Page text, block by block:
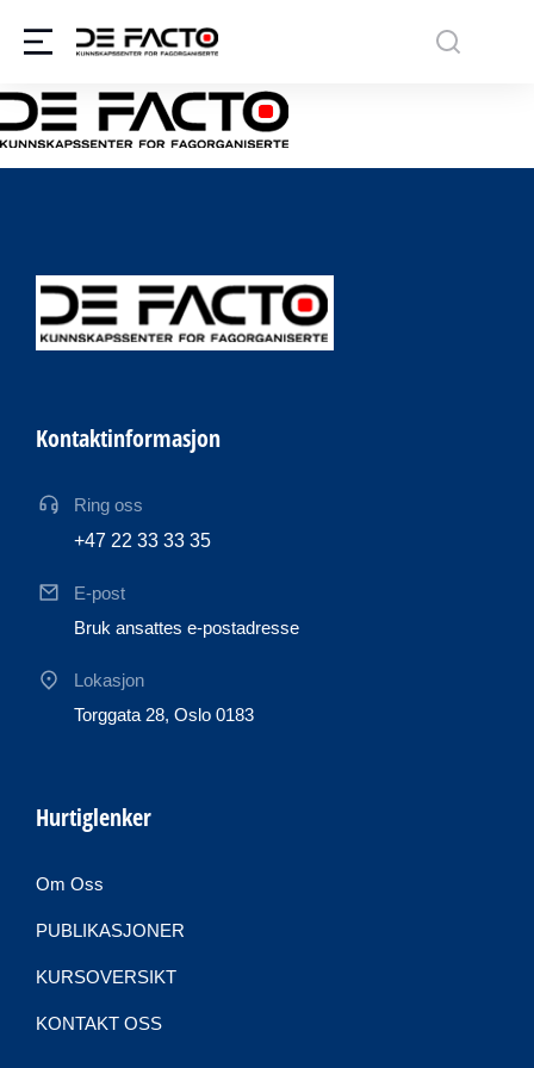
Kontaktinformasjon
Ring oss
+47 22 33 33 35
E-post
Bruk ansattes e-postadresse
Lokasjon
Torggata 28, Oslo 0183
Hurtiglenker
Om Oss
PUBLIKASJONER
KURSOVERSIKT
KONTAKT OSS